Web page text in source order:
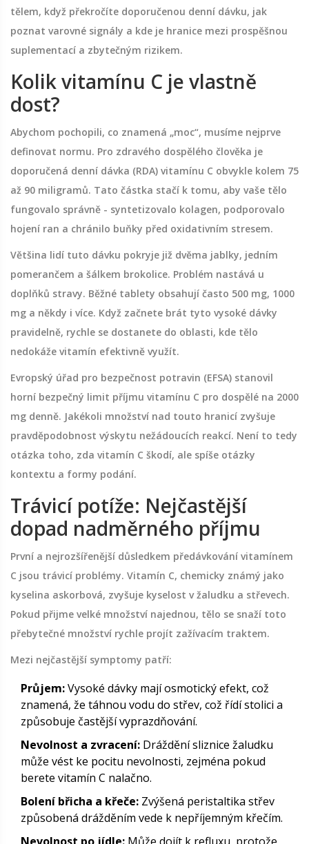
tělem, když překročíte doporučenou denní dávku, jak
poznat varovné signály a kde je hranice mezi prospěšnou
suplementací a zbytečným rizikem.
Kolik vitamínu C je vlastně
dost?
Abychom pochopili, co znamená „moc“, musíme nejprve
definovat normu. Pro zdravého dospělého člověka je
doporučená denní dávka (RDA) vitamínu C obvykle kolem 75
až 90 miligramů. Tato částka stačí k tomu, aby vaše tělo
fungovalo správně - syntetizovalo kolagen, podporovalo
hojení ran a chránilo buňky před oxidativním stresem.
Většina lidí tuto dávku pokryje již dvěma jablky, jedním
pomerančem a šálkem brokolice. Problém nastává u
doplňků stravy. Běžné tablety obsahují často 500 mg, 1000
mg a někdy i více. Když začnete brát tyto vysoké dávky
pravidelně, rychle se dostanete do oblasti, kde tělo
nedokáže vitamín efektivně využít.
Evropský úřad pro bezpečnost potravin (EFSA) stanovil
horní bezpečný limit příjmu vitamínu C pro dospělé na 2000
mg denně. Jakékoli množství nad touto hranicí zvyšuje
pravděpodobnost výskytu nežádoucích reakcí. Není to tedy
otázka toho, zda vitamín C škodí, ale spíše otázky
kontextu a formy podání.
Trávicí potíže: Nejčastější
dopad nadměrného příjmu
První a nejrozšířenější důsledkem předávkování vitamínem
C jsou trávicí problémy. Vitamín C, chemicky známý jako
kyselina askorbová, zvyšuje kyselost v žaludku a střevech.
Pokud přijme velké množství najednou, tělo se snaží toto
přebytečné množství rychle projít zažívacím traktem.
Mezi nejčastější symptomy patří:
Průjem:Vysoké dávky mají osmotický efekt, což
znamená, že táhnou vodu do střev, což řídí stolici a
způsobuje častější vyprazdňování.
Nevolnost a zvracení: Dráždění sliznice žaludku
může vést ke pocitu nevolnosti, zejména pokud
berete vitamín C nalačno.
Bolení břicha a křeče: Zvýšená peristaltika střev
způsobená drážděním vede k nepříjemným křečím.